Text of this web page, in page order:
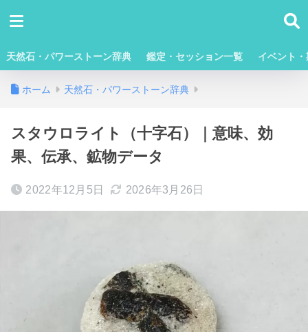
天然石・パワーストーン辞典 鑑定・セッション一覧 イベント
ホーム 天然石・パワーストーン辞典
スタウロライト（十字石）｜意味、効
果、伝承、鉱物データ
2022年12月5日 2026年3月26日